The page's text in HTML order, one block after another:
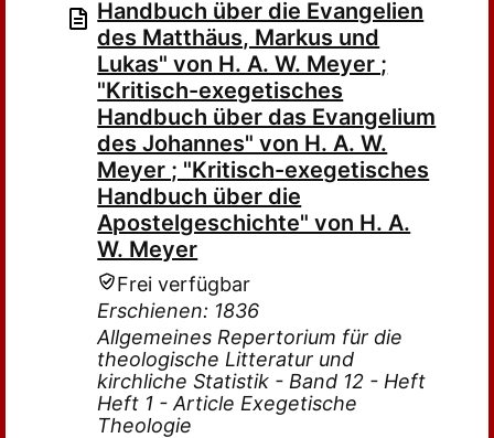
Handbuch über die Evangelien
des Matthäus, Markus und
Lukas" von H. A. W. Meyer ;
"Kritisch-exegetisches
Handbuch über das Evangelium
des Johannes" von H. A. W.
Meyer ; "Kritisch-exegetisches
Handbuch über die
Apostelgeschichte" von H. A.
W. Meyer
Frei verfügbar
Erschienen: 1836
Allgemeines Repertorium für die
theologische Litteratur und
kirchliche Statistik - Band 12 - Heft
Heft 1 - Article Exegetische
Theologie